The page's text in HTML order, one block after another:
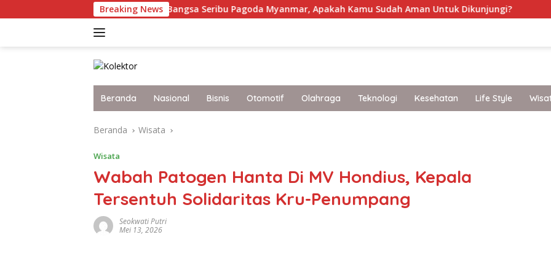
ke
Breaking News
Bangsa Seribu Pagoda Myanmar, Apakah Kamu Sudah Aman Untuk Dikunjungi? Perlindungan
Beranda Nasional Bisnis Otomotif Olahraga Teknologi Kesehatan Life Style
Beranda Wisata
Wisata
Wabah Patogen Hanta Di MV Hondius, Kepala
Tersentuh Solidaritas Kru-Penumpang
Seokwati Putri
Mei 13, 2026